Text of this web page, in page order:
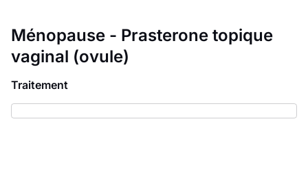
Ménopause - Prasterone topique
vaginal (ovule)
Traitement